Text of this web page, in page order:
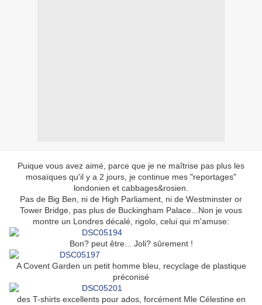
Puique vous avez aimé, parce que je ne maîtrise pas plus les
mosaïques qu'il y a 2 jours, je continue mes "reportages"
londonien et cabbages&rosien.
Pas de Big Ben, ni de High Parliament, ni de Westminster or
Tower Bridge, pas plus de Buckingham Palace...Non je vous
montre un Londres décalé, rigolo, celui qui m'amuse:
Bon? peut être... Joli? sûrement !
A Covent Garden un petit homme bleu, recyclage de plastique
préconisé
des T-shirts excellents pour ados, forcément Mle Célestine en